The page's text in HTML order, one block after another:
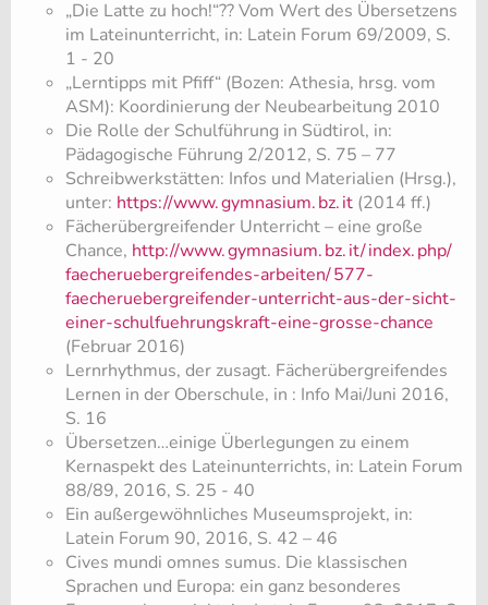
„Die Latte zu hoch!“?? Vom Wert des Übersetzens
im Lateinunterricht, in: Latein Forum 69/2009, S.
1 - 20
„Lerntipps mit Pfiff“ (Bozen: Athesia, hrsg. vom
ASM): Koordinierung der Neubearbeitung 2010
Die Rolle der Schulführung in Südtirol, in:
Pädagogische Führung 2/2012, S. 75 – 77
Schreibwerkstätten: Infos und Materialien (Hrsg.),
unter: https://www.gymnasium.bz.it (2014 ff.)
Fächerübergreifender Unterricht – eine große
Chance, http://www.gymnasium.bz.it/index.php/
faecheruebergreifendes-arbeiten/577-
faecheruebergreifender-unterricht-aus-der-sicht-
einer-schulfuehrungskraft-eine-grosse-chance
(Februar 2016)
Lernrhythmus, der zusagt. Fächerübergreifendes
Lernen in der Oberschule, in : Info Mai/Juni 2016,
S. 16
Übersetzen…einige Überlegungen zu einem
Kernaspekt des Lateinunterrichts, in: Latein Forum
88/89, 2016, S. 25 - 40
Ein außergewöhnliches Museumsprojekt, in:
Latein Forum 90, 2016, S. 42 – 46
Cives mundi omnes sumus. Die klassischen
Sprachen und Europa: ein ganz besonderes